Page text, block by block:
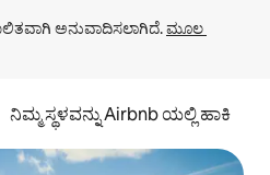
ಅನುವಾದಿಸಲಾಗಿದೆ. ಮೂಲ
ನಿಮ್ಮ ಸ್ಥಳವನ್ನು Airbnb ಯಲ್ಲಿ ಹಾಕಿ